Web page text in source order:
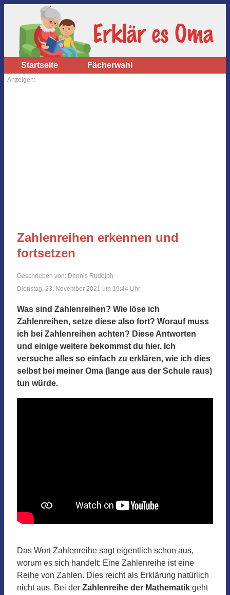
Startseite Fächerwahl
Anzeigen:
Zahlenreihen erkennen und
fortsetzen
Geschrieben von: Dennis Rudolph
Dienstag, 23. November 2021 um 19:44 Uhr
Was sind Zahlenreihen? Wie löse ich
Zahlenreihen, setze diese also fort? Worauf muss
ich bei Zahlenreihen achten? Diese Antworten
und einige weitere bekommst du hier. Ich
versuche alles so einfach zu erklären, wie ich dies
selbst bei meiner Oma (lange aus der Schule raus)
tun würde.
Das Wort Zahlenreihe sagt eigentlich schon aus,
worum es sich handelt: Eine Zahlenreihe ist eine
Reihe von Zahlen. Dies reicht als Erklärung natürlich
nicht aus. Bei der Zahlenreihe der Mathematik geht